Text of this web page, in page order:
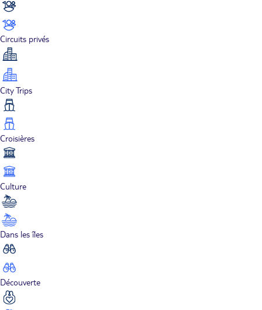
Circuits privés
City Trips
Croisières
Culture
Dans les îles
Découverte